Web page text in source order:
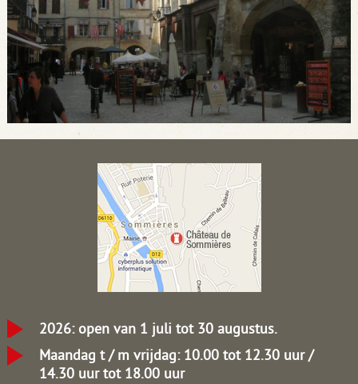
2026: open van 1 juli tot 30 augustus.
Maandag t / m vrijdag: 10.00 tot 12.30 uur /
14.30 uur tot 18.00 uur